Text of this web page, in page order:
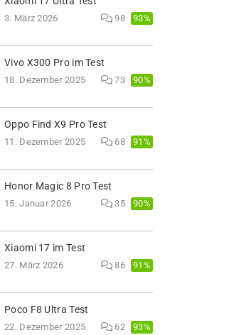
3. März 2026 98 93%
Vivo X300 Pro im Test
18. Dezember 2025 73 90%
Oppo Find X9 Pro Test
11. Dezember 2025 68 91%
Honor Magic 8 Pro Test
15. Januar 2026 35 90%
Xiaomi 17 im Test
27. März 2026 86 91%
Poco F8 Ultra Test
22. Dezember 2025 62 93%